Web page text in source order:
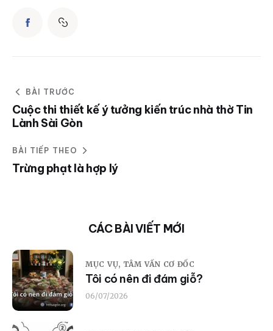
BÀI TRƯỚC
Cuộc thi thiết kế ý tưởng kiến trúc nhà thờ Tin
Lành Sài Gòn
BÀI TIẾP THEO
Trừng phạt là hợp lý
CÁC BÀI VIẾT MỚI
MỤC VỤ, TÂM VẤN CƠ ĐỐC
Tôi có nên đi đám giỗ?
06/07/2026